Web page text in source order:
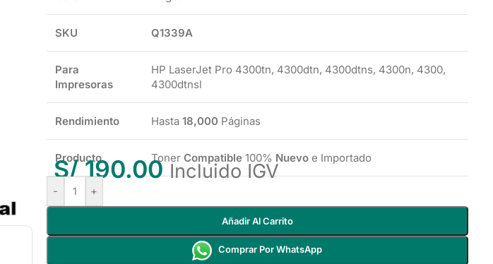
SKU Q1339A
Para
Impresoras
HP LaserJet Pro 4300tn, 4300dtn, 4300dtns, 4300n, 4300,
4300dtnsl
Rendimiento Hasta 18,000 Páginas
Producto Toner Compatible 100% Nuevoe Importado
S/190.00 Incluido IGV
- +
Añadir Al Carrito
Comprar Por WhatsApp